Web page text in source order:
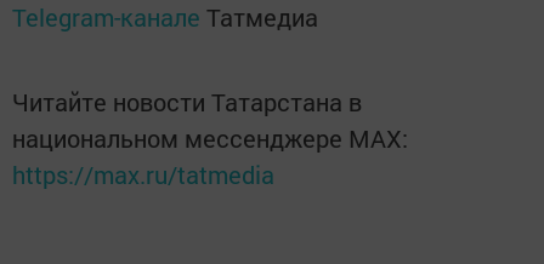
Telegram-канале Татмедиа
Читайте новости Татарстана в
национальном мессенджере MАХ:
https://max.ru/tatmedia